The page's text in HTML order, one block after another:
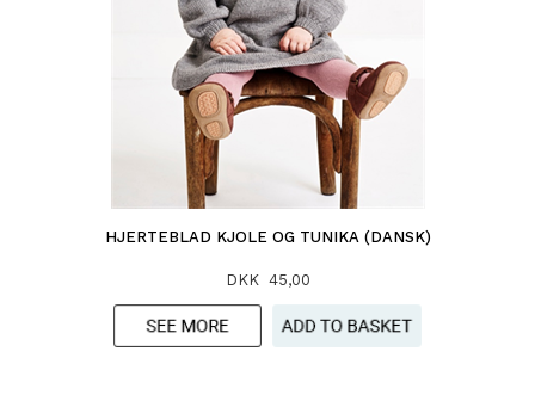
HJERTEBLAD KJOLE OG TUNIKA (DANSK)
DKK 45,00